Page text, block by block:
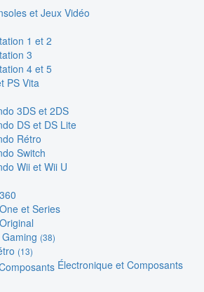
et Jeux Vidéo
1 et 2
3
4 et 5
PS Vita
3DS et 2DS
DS et DS Lite
Rétro
Switch
Wii et Wii U
et Series
(38)
(13)
Électronique et Composants